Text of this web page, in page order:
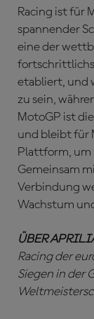
Racing ist für
spannender
eine der
etabliert, und
zu sein,
MotoGP ist
und bleibt für
Plattform, um
Gemeinsam
Verbindung
Wachstum
ÜBER
Racing der
Siegen in der